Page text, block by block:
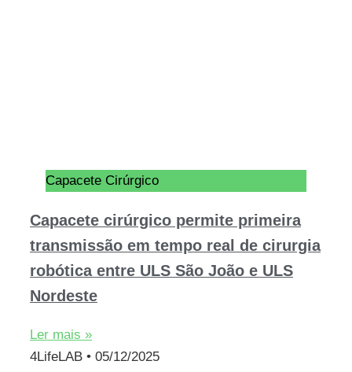
Capacete Cirúrgico
Capacete cirúrgico permite primeira
transmissão em tempo real de cirurgia
robótica entre ULS São João e ULS
Nordeste
Ler mais »
4LifeLAB
05/12/2025